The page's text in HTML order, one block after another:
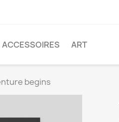
ACCESSOIRES ART
begins